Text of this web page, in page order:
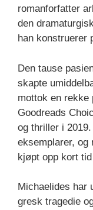
romanforfatter
den
han konstruerer
Den tause
skapte
mottok en rekke
Goodreads
og thriller i
eksemplarer, og
kjøpt opp kort
Michaelides har
gresk tragedie